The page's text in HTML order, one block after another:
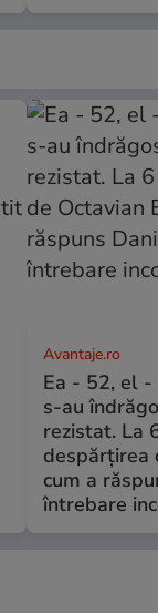
Avantaje.ro
Ea - 52, el -
s-au
rezistat. La
despărțirea
cum a
întrebare